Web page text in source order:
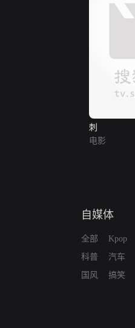
刺
电影
自媒体
全部
科普
国风
Kpop
汽车
搞笑